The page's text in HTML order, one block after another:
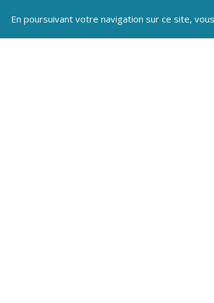
En poursuivant votre navigation sur ce site,